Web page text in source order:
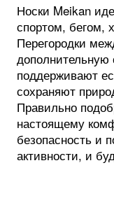
Носки Meikan
спортом, бегом,
Перегородки
дополнительную
поддерживают
сохраняют
Правильно
настоящему
безопасность и
активности, и